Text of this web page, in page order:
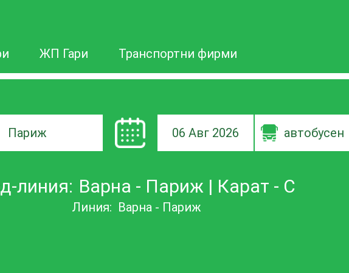
ЖП Гари Транспортни фирми
06 Авг 2026 автобусен
линия: Варна - Париж | Карат - С
Линия: Варна - Париж